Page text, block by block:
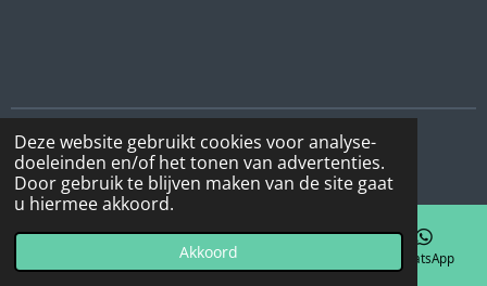
Deze website gebruikt cookies voor analyse-
doeleinden en/of het tonen van advertenties.
Door gebruik te blijven maken van de site gaat
u hiermee akkoord.
Akkoord
© 2020 - 2026 Klimaat-piraten-bos
Powered byJouwWeb
Telefoonnummer WhatsApp